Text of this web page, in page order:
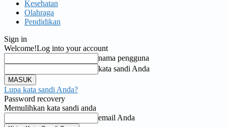
Kesehatan
Olahraga
Pendidikan
Sign in
Welcome!Log into your account
nama pengguna
kata sandi Anda
Lupa kata sandi Anda?
Password recovery
Memulihkan kata sandi anda
email Anda